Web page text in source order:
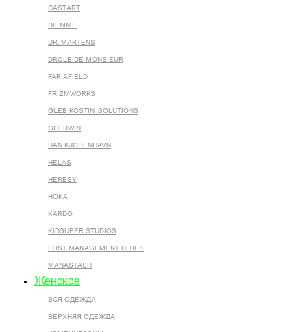
CASTART
DIEMME
DR. MARTENS
DROLE DE MONSIEUR
FAR AFIELD
FRIZMWORKS
GLEB KOSTIN .SOLUTIONS
GOLDWIN
HAN KJOBENHAVN
HELAS
HERESY
HOKA
KARDO
KIDSUPER STUDIOS
LOST MANAGEMENT CITIES
MANASTASH
Женское
ВСЯ ОДЕЖДА
ВЕРХНЯЯ ОДЕЖДА